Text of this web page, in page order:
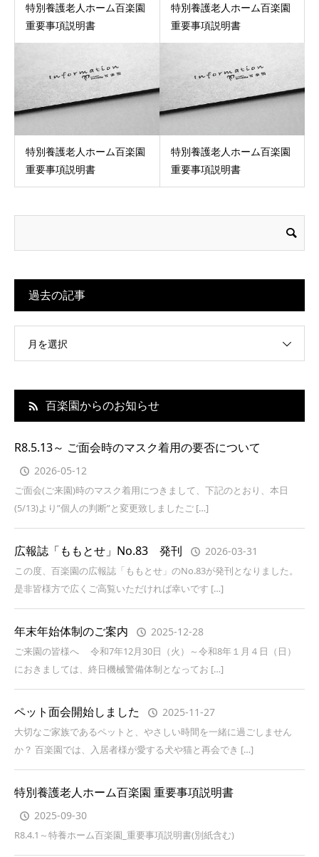
特別養護老人ホーム百楽園
重要事項説明書
特別養護老人ホーム百楽園
重要事項説明書
特別養護老人ホーム百楽園
重要事項説明書
特別養護老人ホーム百楽園
重要事項説明書
過去の記事
月を選択
百楽園からのお知らせ
R8.5.13～ ご面会時のマスク着用の要否について
2026-05-12
ご面会(ご来園)時のマスク着用につきまして、下記のとおり、本日
(5/13)より”個人の判断”と変更致しましたご […]
広報誌「ももとせ」No.83 発刊 2026-03-31
この度、百楽園の広報誌「ももとせ」のNo.83が発刊となりました。
是非皆様方で広くご高覧いただければ幸いです […]
年末年始体制のご案内 2025-12-28
ご来園の皆様へ 令和7年12月30日（火）～令和8年１月４日（日）
におきましては、終日機械警備体制となってお […]
ペット面会開始しました 2025-11-27
大切なご家族であるペットと、やさしい時間を一緒に過ごしません
か？ 百楽園では、入居者様が愛する犬や猫と再会でき […]
特別養護老人ホーム百楽園 重要事項説明書
2025-09-30
R8.4.1～特養ホーム百楽園_重要事項説明書(別紙含む)